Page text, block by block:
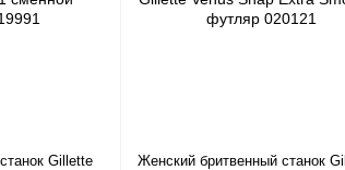
Gillette
Женский бритвенный станок